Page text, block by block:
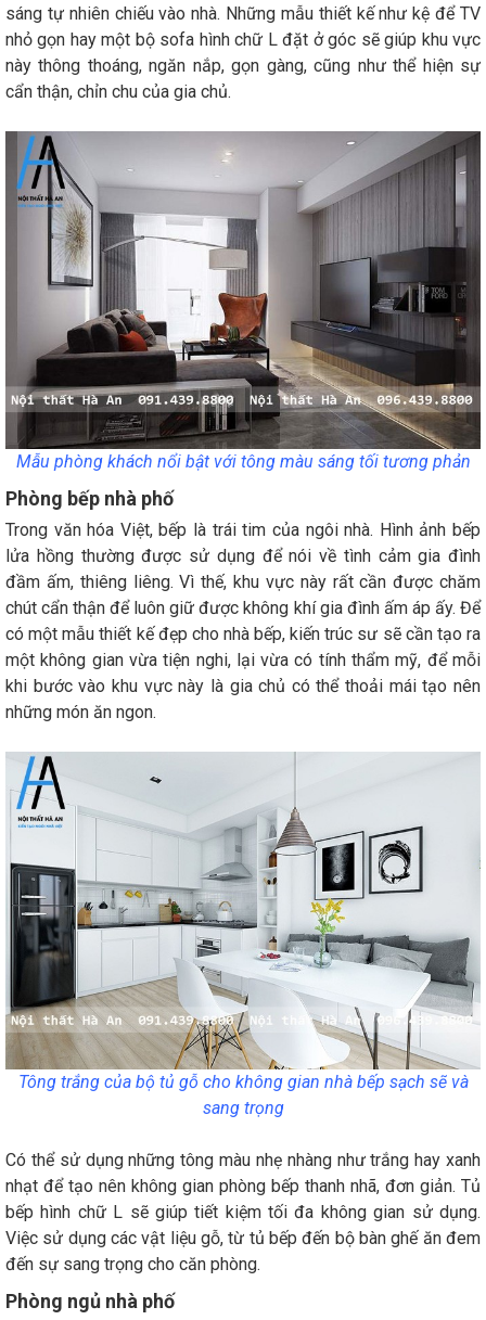
sáng tự nhiên chiếu vào nhà. Những mẫu thiết kế như kệ để TV
nhỏ gọn hay một bộ sofa hình chữ L đặt ở góc sẽ giúp khu vực
này thông thoáng, ngăn nắp, gọn gàng, cũng như thể hiện sự
cẩn thận, chỉn chu của gia chủ.
Mẫu phòng khách nổi bật với tông màu sáng tối tương phản
Phòng bếp nhà phố
Trong văn hóa Việt, bếp là trái tim của ngôi nhà. Hình ảnh bếp
lửa hồng thường được sử dụng để nói về tình cảm gia đình
đầm ấm, thiêng liêng. Vì thế, khu vực này rất cần được chăm
chút cẩn thận để luôn giữ được không khí gia đình ấm áp ấy. Để
có một mẫu thiết kế đẹp cho nhà bếp, kiến trúc sư sẽ cần tạo ra
một không gian vừa tiện nghi, lại vừa có tính thẩm mỹ, để mỗi
khi bước vào khu vực này là gia chủ có thể thoải mái tạo nên
những món ăn ngon.
Tông trắng của bộ tủ gỗ cho không gian nhà bếp sạch sẽ và
sang trọng
Có thể sử dụng những tông màu nhẹ nhàng như trắng hay xanh
nhạt để tạo nên không gian phòng bếp thanh nhã, đơn giản. Tủ
bếp hình chữ L sẽ giúp tiết kiệm tối đa không gian sử dụng.
Việc sử dụng các vật liệu gỗ, từ tủ bếp đến bộ bàn ghế ăn đem
đến sự sang trọng cho căn phòng.
Phòng ngủ nhà phố